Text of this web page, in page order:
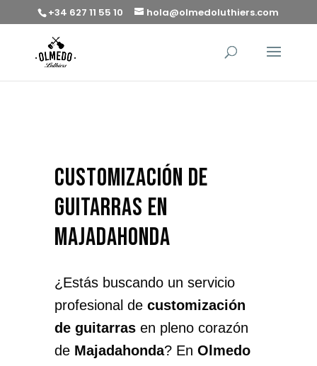
+34 627 11 55 10 hola@olmedoluthiers.com
customización de
guitarras en
Majadahonda
¿Estás buscando un servicio
profesional de customización
de guitarrasen pleno corazón
de Majadahonda? En Olmedo